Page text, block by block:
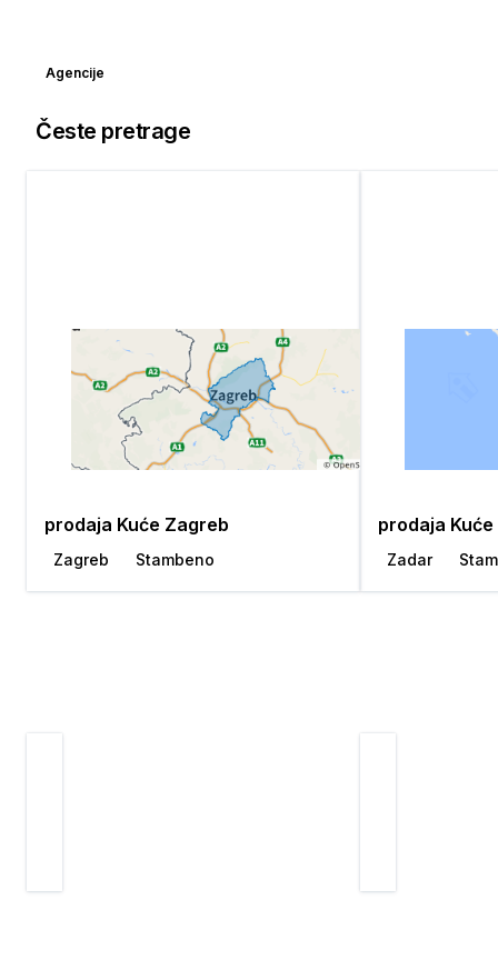
Agencije
Česte pretrage
prodaja Kuće Zagreb
Zagreb Stambeno
prodaja
Zadar